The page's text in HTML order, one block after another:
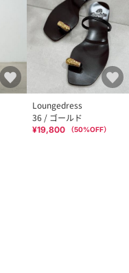
Loungedress
36 / ゴールド
¥19,800 （50%OFF）